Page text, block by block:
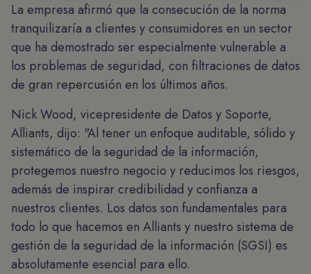
La empresa afirmó que la consecución de la norma
tranquilizaría a clientes y consumidores en un sector
que ha demostrado ser especialmente vulnerable a
los problemas de seguridad, con filtraciones de datos
de gran repercusión en los últimos años.
Nick Wood, vicepresidente de Datos y Soporte,
Alliants, dijo: "Al tener un enfoque auditable, sólido y
sistemático de la seguridad de la información,
protegemos nuestro negocio y reducimos los riesgos,
además de inspirar credibilidad y confianza a
nuestros clientes. Los datos son fundamentales para
todo lo que hacemos en Alliants y nuestro sistema de
gestión de la seguridad de la información (SGSI) es
absolutamente esencial para ello.